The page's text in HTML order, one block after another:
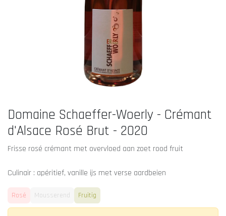
Domaine Schaeffer-Woerly - Crémant
d'Alsace Rosé Brut - 2020
Frisse rosé crémant met overvloed aan zoet rood fruit
Culinair : apéritief, vanille ijs met verse aardbeien
Rosé Mousserend Fruitig